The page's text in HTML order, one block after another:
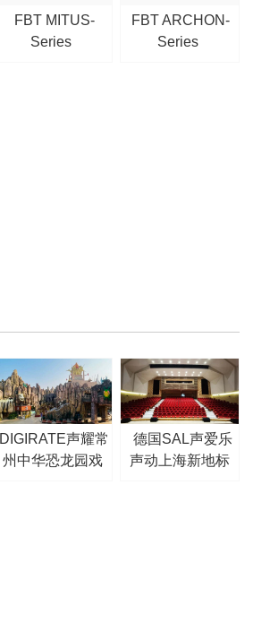
FBT MITUS-
Series
FBT ARCHON-
Series
DIGIRATE声耀常
州中华恐龙园戏
德国SAL声爱乐
声动上海新地标